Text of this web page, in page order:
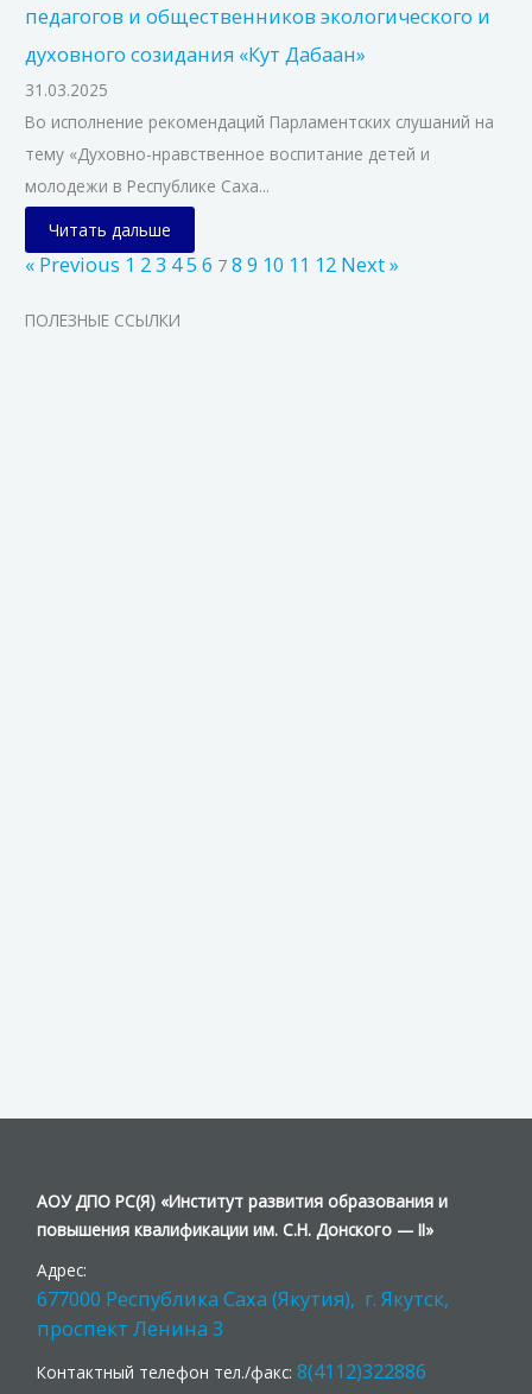
педагогов и общественников экологического и
духовного созидания «Кут Дабаан»
31.03.2025
Во исполнение рекомендаций Парламентских слушаний на
тему «Духовно-нравственное воспитание детей и
молодежи в Республике Саха...
Читать дальше
« Previous 1 23 45 6 7 8 9 10 11 12 Next »
ПОЛЕЗНЫЕ ССЫЛКИ
АОУ ДПО РС(Я) «Институт развития образования и
повышения квалификации им. С.Н. Донского — II»
Адрес:
677000 Республика Саха (Якутия), г. Якутск,
проспект Ленина 3
Контактный телефон тел./факс:8(4112)322886